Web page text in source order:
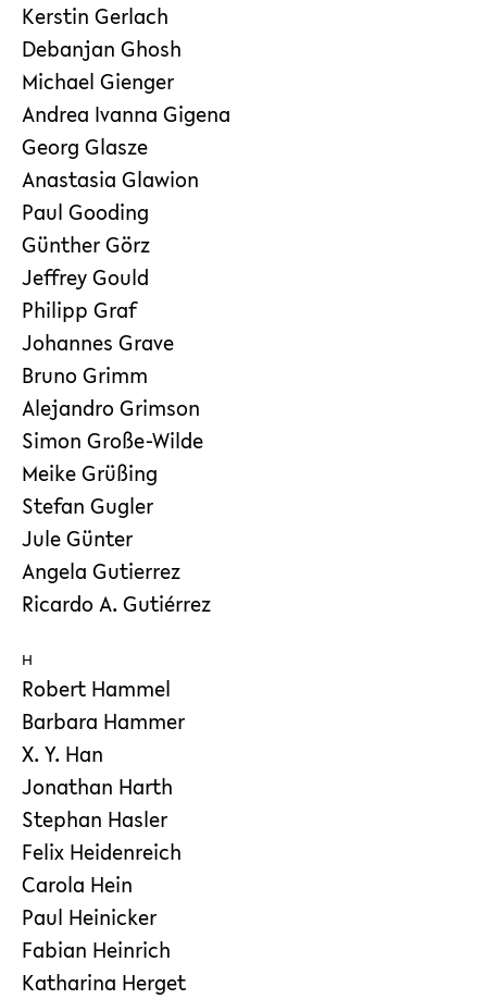
Kerstin Gerlach
Debanjan Ghosh
Michael Gienger
Andrea Ivanna Gigena
Georg Glasze
Anastasia Glawion
Paul Gooding
Günther Görz
Jeffrey Gould
Philipp Graf
Johannes Grave
Bruno Grimm
Alejandro Grimson
Simon Große-Wilde
Meike Grüßing
Stefan Gugler
Jule Günter
Angela Gutierrez
Ricardo A. Gutiérrez
H
Robert Hammel
Barbara Hammer
X. Y. Han
Jonathan Harth
Stephan Hasler
Felix Heidenreich
Carola Hein
Paul Heinicker
Fabian Heinrich
Katharina Herget